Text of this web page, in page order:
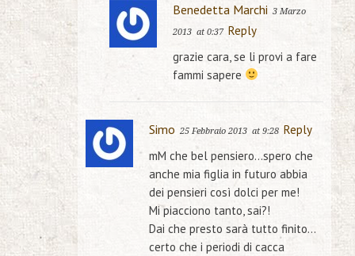
Benedetta Marchi 3 Marzo
2013 at 0:37 Reply
grazie cara, se li provi a fare
fammi sapere
Simo 25 Febbraio 2013 at 9:28 Reply
mM che bel pensiero…spero che
anche mia figlia in futuro abbia
dei pensieri così dolci per me!
Mi piacciono tanto, sai?!
Dai che presto sarà tutto finito…
certo che i periodi di cacca